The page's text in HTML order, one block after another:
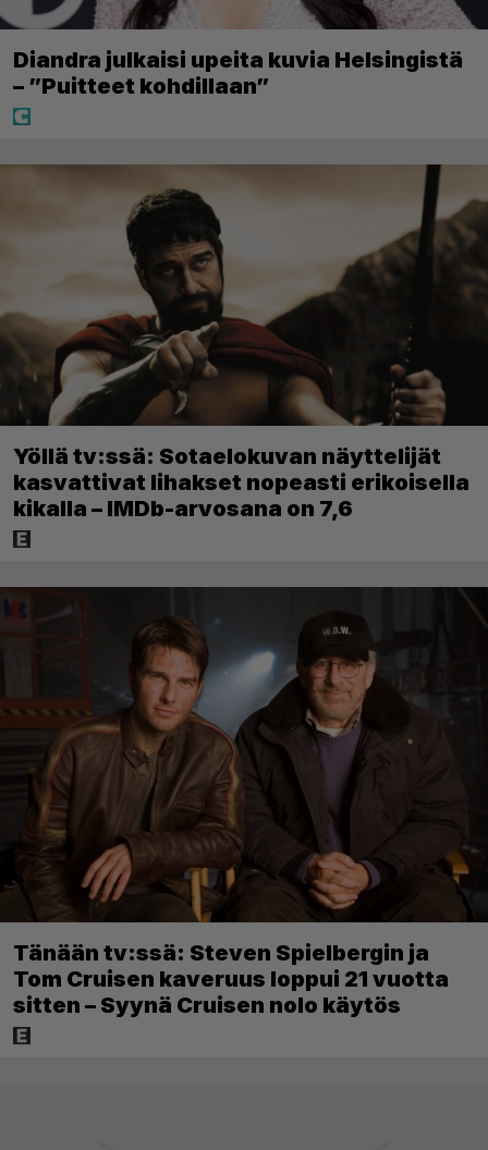
Diandra julkaisi upeita kuvia Helsingistä
– ”Puitteet kohdillaan”
Yöllä tv:ssä: Sotaelokuvan näyttelijät
kasvattivat lihakset nopeasti erikoisella
kikalla – IMDb-arvosana on 7,6
Tänään tv:ssä: Steven Spielbergin ja
Tom Cruisen kaveruus loppui 21 vuotta
sitten – Syynä Cruisen nolo käytös